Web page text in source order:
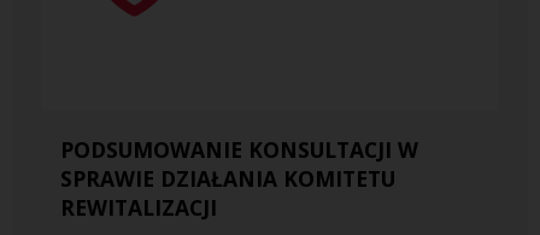
PODSUMOWANIE KONSULTACJI W
SPRAWIE DZIAŁANIA KOMITETU
REWITALIZACJI